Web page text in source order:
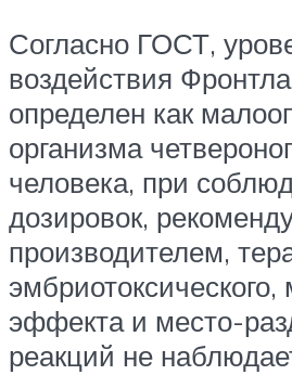
Согласно ГОСТ,
воздействия
определен как
организма
человека, при
дозировок,
производителем,
эмбриотоксического,
эффекта и место-
реакций не